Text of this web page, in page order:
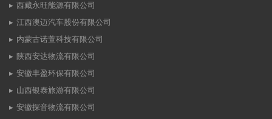
西藏永旺能源有限公司
江西澳迈汽车股份有限公司
内蒙古诺萱科技有限公司
陕西安达物流有限公司
安徽丰盈环保有限公司
山西银泰旅游有限公司
安徽探音物流有限公司